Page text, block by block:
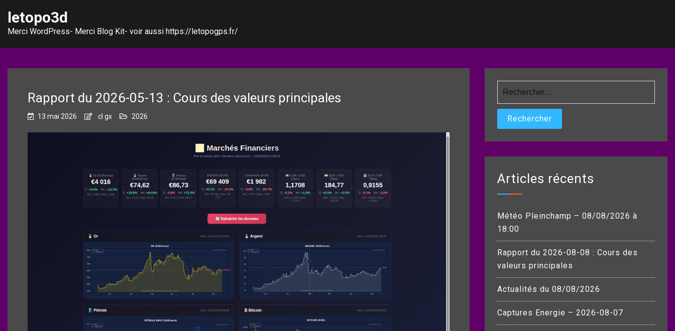
letopo3d
Merci WordPress- Merci Blog Kit- voir aussi https://letopogps.fr/
Rapport du 2026-05-13 : Cours des valeurs principales
13 mai 2026 cl gx 2026
Articles récents
Météo Pleinchamp – 08/08/2026 à
18:00
Rapport du 2026-08-08 : Cours des
valeurs principales
Actualités du 08/08/2026
Captures Energie – 2026-08-07